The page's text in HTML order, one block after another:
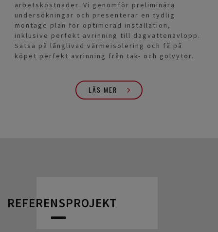
arbetskostnader. Vi genomför preliminära
undersökningar och presenterar en tydlig
montage plan för optimerad installation,
inklusive perfekt avrinning till dagvattenavlopp.
Satsa på långlivad värmeisolering och få på
köpet perfekt avrinning från tak- och golvytor.
LÄS MER
REFERENSPROJEKT